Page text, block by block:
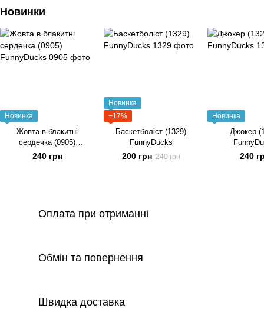
Новинки
Новинка
Жовта в блакитні
сердечка (0905)
FunnyDucks
240 грн
Новинка
−17%
Баскетболіст (1329)
FunnyDucks
200 грн 240 грн
Новинка
Джокер
240
Оплата при отриманні
Обмін та повернення
Швидка доставка